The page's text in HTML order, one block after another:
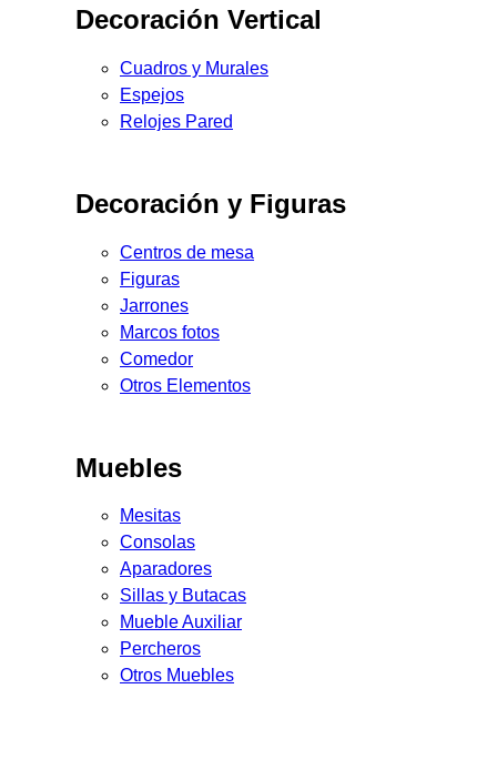
Decoración Vertical
Cuadros y Murales
Espejos
Relojes Pared
Decoración y Figuras
Centros de mesa
Figuras
Jarrones
Marcos fotos
Comedor
Otros Elementos
Muebles
Mesitas
Consolas
Aparadores
Sillas y Butacas
Mueble Auxiliar
Percheros
Otros Muebles